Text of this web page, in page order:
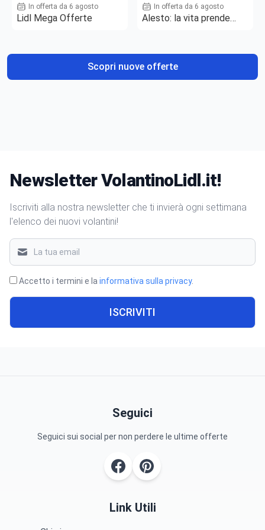
In offerta da 6 agosto
Lidl Mega Offerte
In offerta da 6 agosto
Alesto: la vita prende
Scopri nuove offerte
Newsletter VolantinoLidl.it!
Iscriviti alla nostra newsletter che ti invierà ogni settimana
l'elenco dei nuovi volantini!
Accetto i termini e la informativa sulla privacy.
ISCRIVITI
Seguici
Seguici sui social per non perdere le ultime offerte
Link Utili